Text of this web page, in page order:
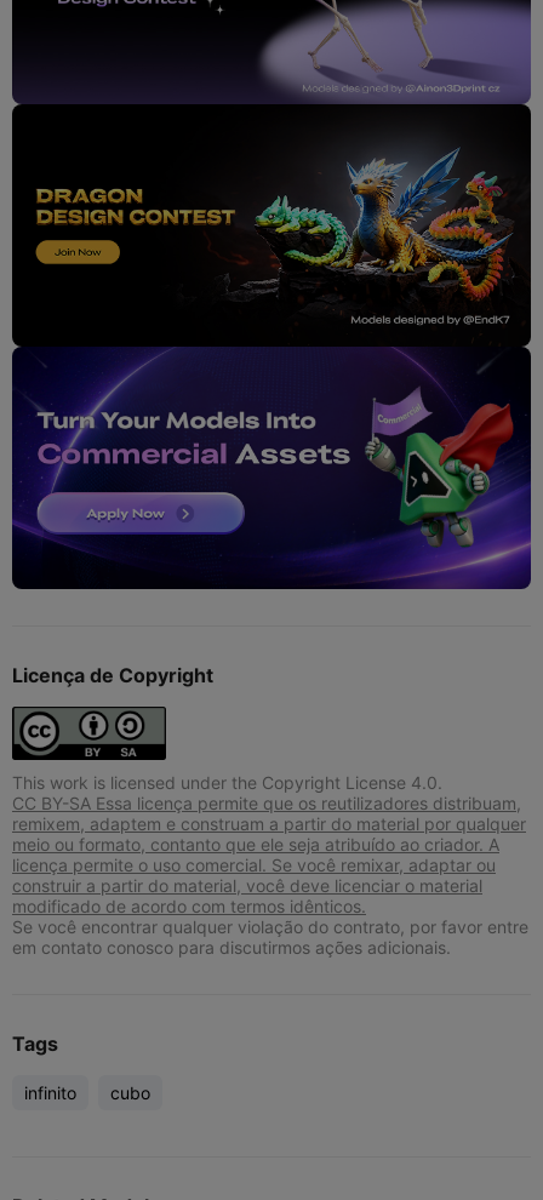
Licença de Copyright
This work is licensed under the Copyright License 4.0.
CC BY-SA Essa licença permite que os reutilizadores distribuam,
remixem, adaptem e construam a partir do material por qualquer
meio ou formato, contanto que ele seja atribuído ao criador. A
licença permite o uso comercial. Se você remixar, adaptar ou
construir a partir do material, você deve licenciar o material
modificado de acordo com termos idênticos.
Se você encontrar qualquer violação do contrato, por favor entre
em contato conosco para discutirmos ações adicionais.
Tags
infinito cubo